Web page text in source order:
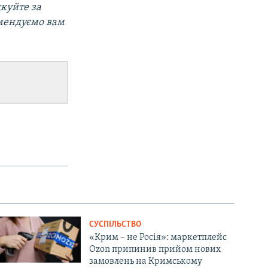
за
вам
СУСПІЛЬСТВО
«Крим – не Росія»: маркетплейс
Ozon припинив прийом нових
замовлень на Кримському